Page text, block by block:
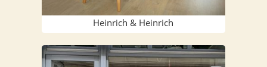
Hein­rich & Heinrich